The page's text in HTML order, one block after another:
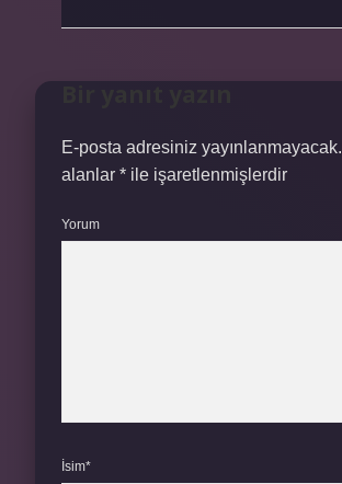
E-posta adresiniz yayınlanmayacak.
alanlar * ile işaretlenmişlerdir
Yorum
İsim*